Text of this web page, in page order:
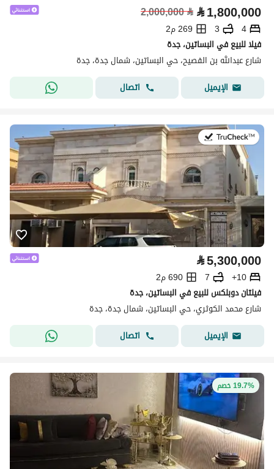
⃁1,800,000
⃁
2,000,000
4
3
269 م2
فيلا للبيع في البساتين، جدة
شارع عبدالله بن الفصيح، حي البساتين، شمال جدة، جدة
الإيميل
اتصال
في:27 يوليو 2026
⃁5,300,000
10+
7
690 م2
فيلتان دوبلكس للبيع في البساتين، جدة
شارع محمد الكوثري، حي البساتين، شمال جدة، جدة
الإيميل
اتصال
19.7% خصم